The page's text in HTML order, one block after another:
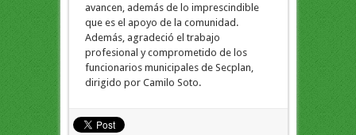
avancen, además de lo imprescindible
que es el apoyo de la comunidad.
Además, agradeció el trabajo
profesional y comprometido de los
funcionarios municipales de Secplan,
dirigido por Camilo Soto.